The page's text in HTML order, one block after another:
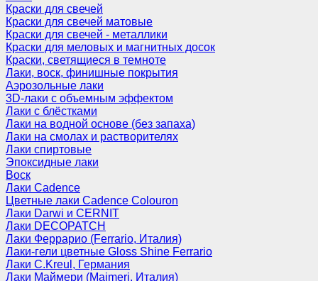
Краски для свечей
Краски для свечей матовые
Краски для свечей - металлики
Краски для меловых и магнитных досок
Краски, светящиеся в темноте
Лаки, воск, финишные покрытия
Аэрозольные лаки
3D-лаки с объемным эффектом
Лаки с блёстками
Лаки на водной основе (без запаха)
Лаки на смолах и растворителях
Лаки спиртовые
Эпоксидные лаки
Воск
Лаки Cadence
Цветные лаки Cadence Colouron
Лаки Darwi и CERNIT
Лаки DECOPATCH
Лаки Феррарио (Ferrario, Италия)
Лаки-гели цветные Gloss Shine Ferrario
Лаки C.Kreul, Германия
Лаки Маймери (Maimeri, Италия)